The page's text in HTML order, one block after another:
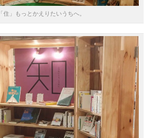
「住」もっとかえりたいうちへ。